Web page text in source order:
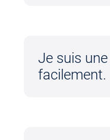
Je suis
facilement.